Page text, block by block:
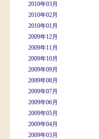
2010年03月
2010年02月
2010年01月
2009年12月
2009年11月
2009年10月
2009年09月
2009年08月
2009年07月
2009年06月
2009年05月
2009年04月
2009年03月